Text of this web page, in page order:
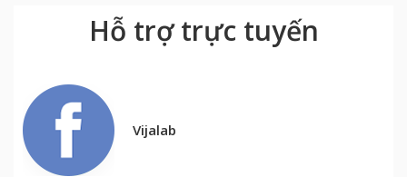
Hỗ trợ trực tuyến
Vijalab